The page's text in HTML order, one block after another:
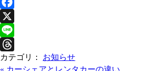
F
a
c
e
X
L
iT
カテゴリ：
お知らせ